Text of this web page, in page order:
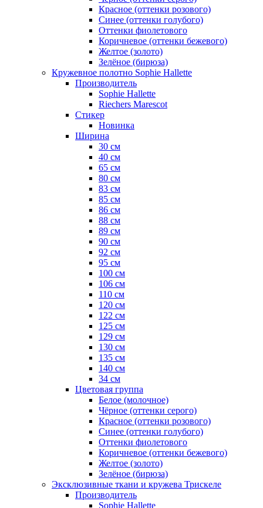
Красное (оттенки розового)
Синее (оттенки голубого)
Оттенки фиолетового
Коричневое (оттенки бежевого)
Желтое (золото)
Зелёное (бирюза)
Кружевное полотно Sophie Hallette
Производитель
Sophie Hallette
Riechers Marescot
Стикер
Новинка
Ширина
30 см
40 см
65 см
80 см
83 см
85 см
86 см
88 см
89 см
90 см
92 см
95 см
100 см
106 см
110 см
120 см
122 см
125 см
129 см
130 см
135 см
140 см
34 см
Цветовая группа
Белое (молочное)
Чёрное (оттенки серого)
Красное (оттенки розового)
Синее (оттенки голубого)
Оттенки фиолетового
Коричневое (оттенки бежевого)
Желтое (золото)
Зелёное (бирюза)
Эксклюзивные ткани и кружева Трискеле
Производитель
Sophie Hallette